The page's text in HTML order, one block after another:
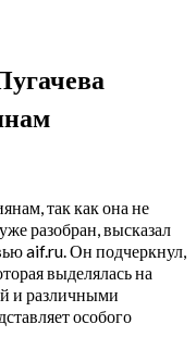
так как она не
разобран, высказал
aif.ru. Он подчеркнул,
выделялась на
и различными
особого